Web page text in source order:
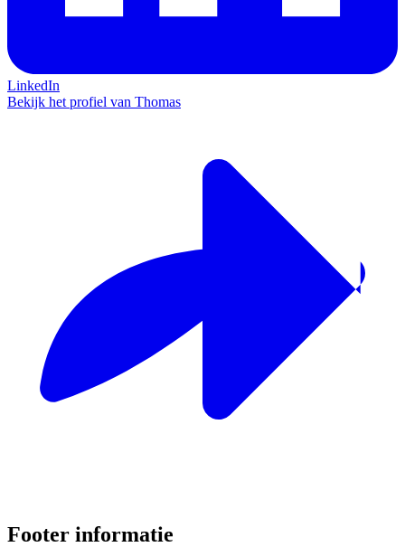
LinkedIn
Bekijk het profiel van Thomas
Footer informatie